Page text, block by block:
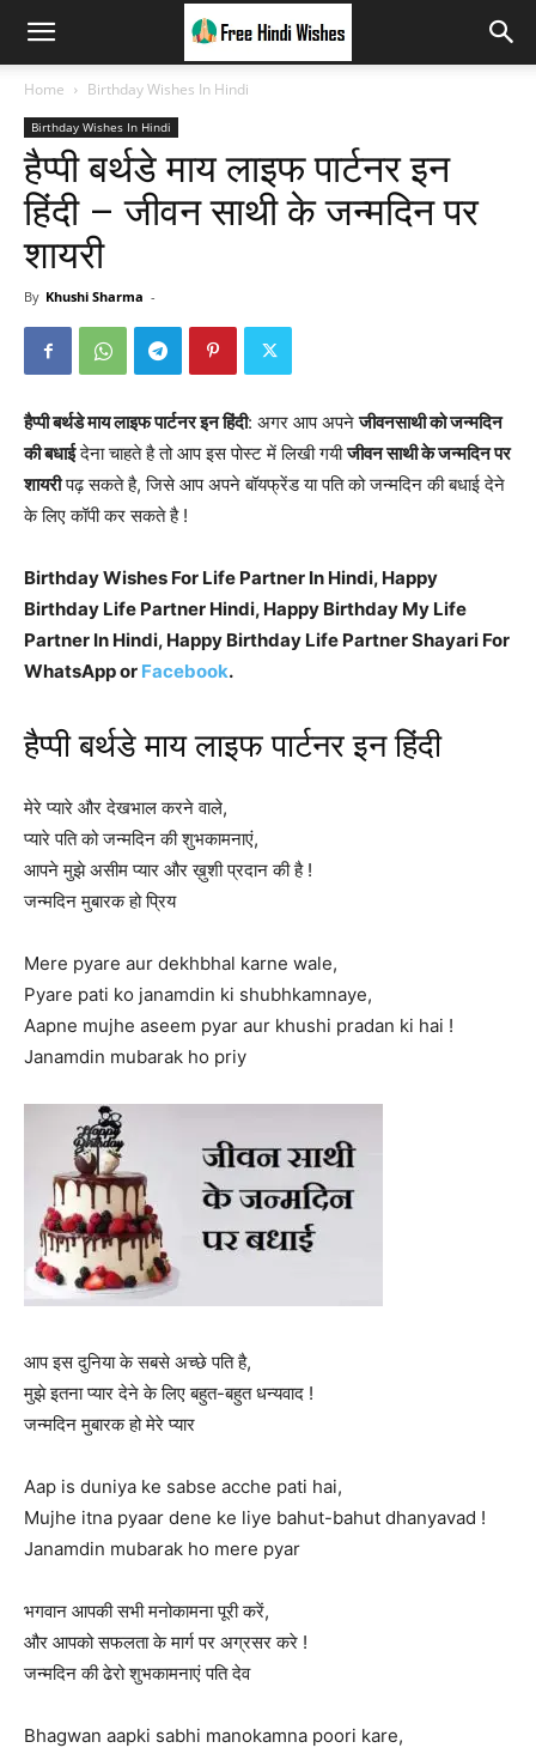
Home Birthday Wishes In Hindi
Birthday Wishes In Hindi
हैप्पी बर्थडे माय लाइफ पार्टनर इन
हिंदी – जीवन साथी के जन्मदिन पर
शायरी
By Khushi Sharma -
हैप्पी बर्थडे माय लाइफ पार्टनर इन हिंदी: अगर आप अपनेजीवनसाथी को जन्मदिन
की बधाईदेना चाहते है तो आप इस पोस्ट में लिखी गयीजीवन साथी के जन्मदिन पर
शायरीपढ़ सकते है, जिसे आप अपने बॉयफ्रेंड या पति को जन्मदिन की बधाई देने
के लिए कॉपी कर सकते है !
Birthday Wishes For Life Partner In Hindi, Happy
Birthday Life Partner Hindi, Happy Birthday My Life
Partner In Hindi, Happy Birthday Life Partner Shayari For
WhatsApp or Facebook.
हैप्पी बर्थडे माय लाइफ पार्टनर इन हिंदी
मेरे प्यारे और देखभाल करने वाले,
प्यारे पति को जन्मदिन की शुभकामनाएं,
आपने मुझे असीम प्यार और ख़ुशी प्रदान की है !
जन्मदिन मुबारक हो प्रिय
Mere pyare aur dekhbhal karne wale,
Pyare pati ko janamdin ki shubhkamnaye,
Aapne mujhe aseem pyar aur khushi pradan ki hai !
Janamdin mubarak ho priy
आप इस दुनिया के सबसे अच्छे पति है,
मुझे इतना प्यार देने के लिए बहुत-बहुत धन्यवाद !
जन्मदिन मुबारक हो मेरे प्यार
Aap is duniya ke sabse acche pati hai,
Mujhe itna pyaar dene ke liye bahut-bahut dhanyavad !
Janamdin mubarak ho mere pyar
भगवान आपकी सभी मनोकामना पूरी करें,
और आपको सफलता के मार्ग पर अग्रसर करे !
जन्मदिन की ढेरो शुभकामनाएं पति देव
Bhagwan aapki sabhi manokamna poori kare,